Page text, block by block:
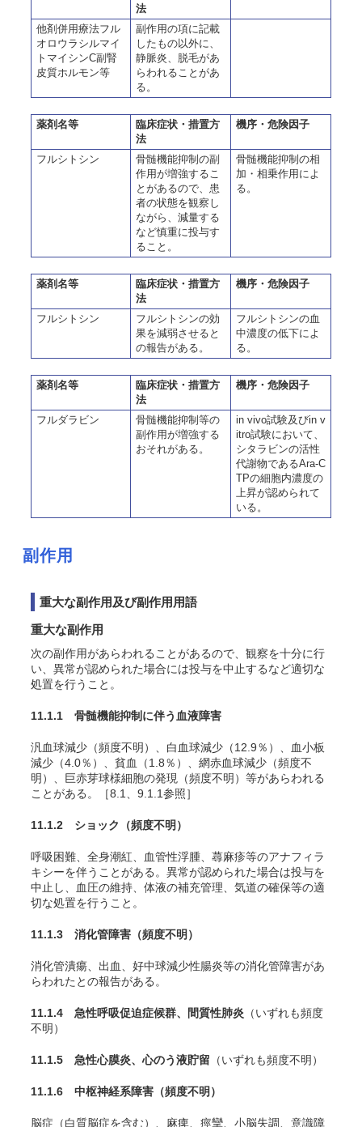
法
他剤併用療法フル
オロウラシルマイ
トマイシンC副腎
皮質ホルモン等
副作用の項に記載
したもの以外に、
静脈炎、脱毛があ
らわれることがあ
る。
薬剤名等
臨床症状・措置方
法
機序・危険因子
フルシトシン
骨髄機能抑制の副
作用が増強するこ
とがあるので、患
者の状態を観察し
ながら、減量する
など慎重に投与す
ること。
骨髄機能抑制の相
加・相乗作用によ
る。
薬剤名等
臨床症状・措置方
法
機序・危険因子
フルシトシン
フルシトシンの効
果を減弱させると
の報告がある。
フルシトシンの血
中濃度の低下によ
る。
薬剤名等
臨床症状・措置方
法
機序・危険因子
フルダラビン
骨髄機能抑制等の
副作用が増強する
おそれがある。
in vivo試験及びin v
itro試験において、
シタラビンの活性
代謝物であるAra-C
TPの細胞内濃度の
上昇が認められて
いる。
副作用
重大な副作用及び副作用用語
重大な副作用
次の副作用があらわれることがあるので、観察を十分に行
い、異常が認められた場合には投与を中止するなど適切な
処置を行うこと。
11.1.1 骨髄機能抑制に伴う血液障害
汎血球減少（頻度不明）、白血球減少（12.9％）、血小板
減少（4.0％）、貧血（1.8％）、網赤血球減少（頻度不
明）、巨赤芽球様細胞の発現（頻度不明）等があらわれる
ことがある。［8.1、9.1.1参照］
11.1.2 ショック （頻度不明）
呼吸困難、全身潮紅、血管性浮腫、蕁麻疹等のアナフィラ
キシーを伴うことがある。異常が認められた場合は投与を
中止し、血圧の維持、体液の補充管理、気道の確保等の適
切な処置を行うこと。
11.1.3 消化管障害 （頻度不明）
消化管潰瘍、出血、好中球減少性腸炎等の消化管障害があ
らわれたとの報告がある。
11.1.4 急性呼吸促迫症候群、間質性肺炎 （いずれも頻度
不明）
11.1.5 急性心膜炎、心のう液貯留 （いずれも頻度不明）
11.1.6 中枢神経系障害 （頻度不明）
脳症（白質脳症を含む）、麻痺、痙攣、小脳失調、意識障